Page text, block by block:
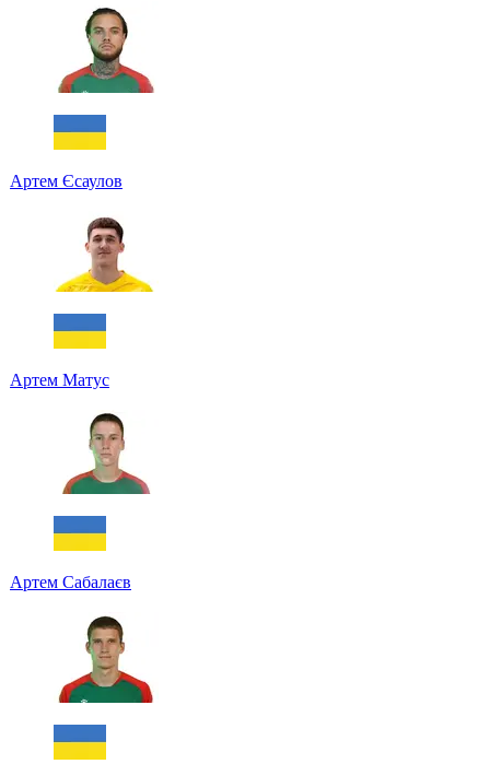
Артем Єсаулов
Артем Матус
Артем Сабалаєв